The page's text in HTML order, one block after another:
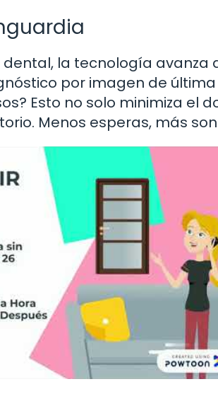
dental, la tecnología
por imagen de
Esto no solo minimiza el
Menos esperas, más